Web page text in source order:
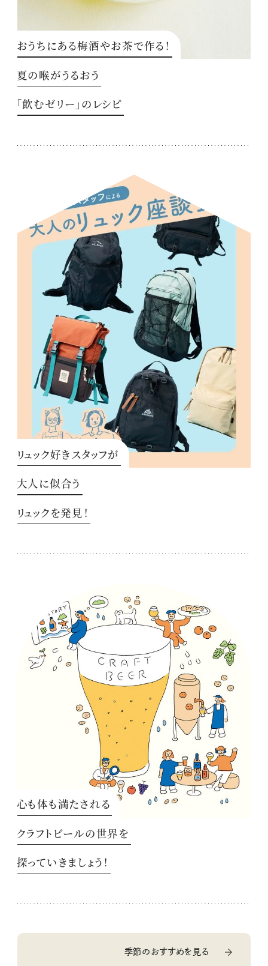
おうちにある梅酒やお茶で作る！
夏の喉がうるおう
「飲むゼリー」のレシピ
リュック好きスタッフが
大人に似合う
リュックを発見！
心も体も満たされる
クラフトビールの世界を
探っていきましょう！
季節のおすすめを見る